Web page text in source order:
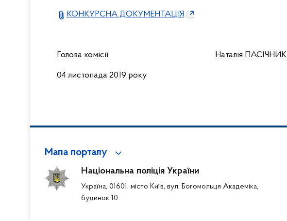
КОНКУРСНА ДОКУМЕНТАЦІЯ
Голова комісії Наталія ПАСІЧНИК
04 листопада 2019 року
Мапа порталу
Національна поліція України
Україна, 01601, місто Київ, вул. Богомольця Академіка,
будинок 10